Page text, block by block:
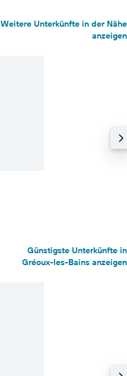
Weitere Unterkünfte in der Nähe
anzeigen
Günstigste Unterkünfte in
Gréoux-les-Bains anzeigen